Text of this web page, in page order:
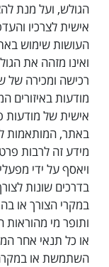
הגולש, ועל מנת
אישית לצרכיו
העושות שימוש
ואינו מזהה את
רכישה ומכירה של
מודעות באיזורים
אישית של מודעות
באתר, המותאמות
מידע זה לרבות
ויאסף על ידי
בדרכים שונות
במקרי הצורך או
ותופר מי
או כל תנאי אחר
השתמשת או